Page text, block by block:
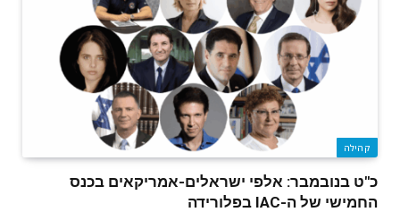
קהילה
כ"ט בנובמבר: אלפי ישראלים-אמריקאים בכנס
החמישי של ה-IAC בפלורידה